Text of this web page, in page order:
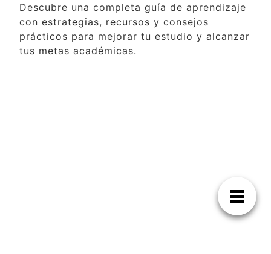
Descubre una completa guía de aprendizaje
con estrategias, recursos y consejos
prácticos para mejorar tu estudio y alcanzar
tus metas académicas.